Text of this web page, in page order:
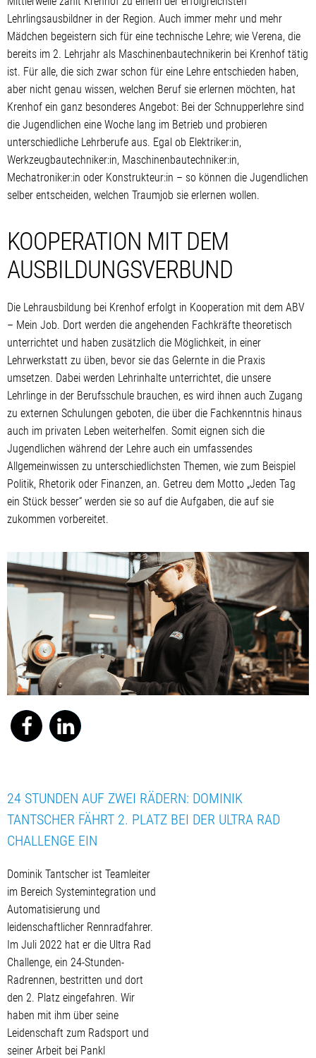
24 STUNDEN AUF ZWEI RÄDERN: DOMINIK
TANTSCHER FÄHRT 2. PLATZ BEI DER ULTRA RAD
CHALLENGE EIN
Dominik Tantscher ist Teamleiter
im Bereich Systemintegration und
Automatisierung und
leidenschaftlicher Rennradfahrer.
Im Juli 2022 hat er die Ultra Rad
Challenge, ein 24-Stunden-
Radrennen, bestritten und dort
den 2. Platz eingefahren. Wir
haben mit ihm über seine
Leidenschaft zum Radsport und
seiner Arbeit bei Pankl
Lehrlingsausbildner in der Region. Auch immer mehr und mehr
Mädchen begeistern sich für eine technische Lehre; wie Verena, die
bereits im 2. Lehrjahr als Maschinenbautechnikerin bei Krenhof tätig
ist. Für alle, die sich zwar schon für eine Lehre entschieden haben,
aber nicht genau wissen, welchen Beruf sie erlernen möchten, hat
Krenhof ein ganz besonderes Angebot: Bei der Schnupperlehre sind
die Jugendlichen eine Woche lang im Betrieb und probieren
unterschiedliche Lehrberufe aus. Egal ob Elektriker:in,
Werkzeugbautechniker:in, Maschinenbautechniker:in,
Mechatroniker:in oder Konstrukteur:in – so können die Jugendlichen
selber entscheiden, welchen Traumjob sie erlernen wollen.
KOOPERATION MIT DEM
AUSBILDUNGSVERBUND
Die Lehrausbildung bei Krenhof erfolgt in Kooperation mit dem ABV
– Mein Job. Dort werden die angehenden Fachkräfte theoretisch
unterrichtet und haben zusätzlich die Möglichkeit, in einer
Lehrwerkstatt zu üben, bevor sie das Gelernte in die Praxis
umsetzen. Dabei werden Lehrinhalte unterrichtet, die unsere
Lehrlinge in der Berufsschule brauchen, es wird ihnen auch Zugang
zu externen Schulungen geboten, die über die Fachkenntnis hinaus
auch im privaten Leben weiterhelfen. Somit eignen sich die
Jugendlichen während der Lehre auch ein umfassendes
Allgemeinwissen zu unterschiedlichsten Themen, wie zum Beispiel
Politik, Rhetorik oder Finanzen, an. Getreu dem Motto „Jeden Tag
ein Stück besser“ werden sie so auf die Aufgaben, die auf sie
zukommen vorbereitet.